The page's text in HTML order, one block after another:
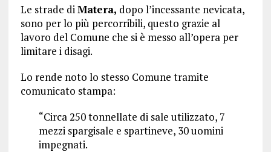
Le strade diMatera, dopo l’incessante nevicata,
sono per lo più percorribili, questo grazie al
lavoro del Comune che si è messo all’opera per
limitare i disagi.
Lo rende noto lo stesso Comune tramite
comunicato stampa:
“Circa 250 tonnellate di sale utilizzato, 7
mezzi spargisale e spartineve, 30 uomini
impegnati.